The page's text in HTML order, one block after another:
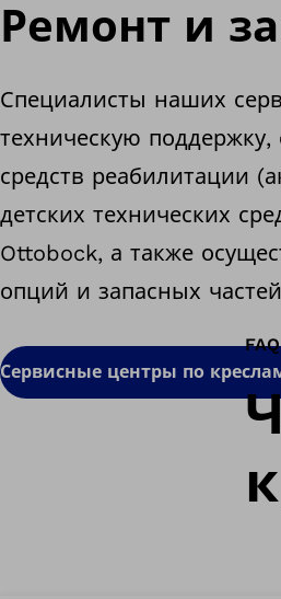
Ремонт и
Специалисты наших
техническую
средств реабилитации
детских технических
Ottobock, а также
опций и запасных
Сервисные центры по
FAQ